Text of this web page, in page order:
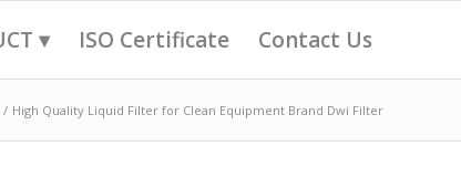
▾ ISO Certificate Contact Us
/ High Quality Liquid Filter for Clean Equipment Brand Dwi Filter